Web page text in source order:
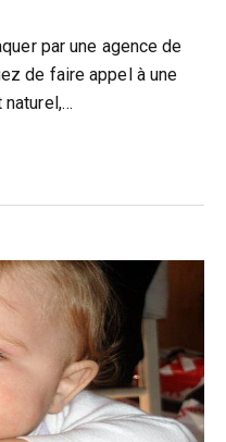
par une agence de
de faire appel à une
naturel,…